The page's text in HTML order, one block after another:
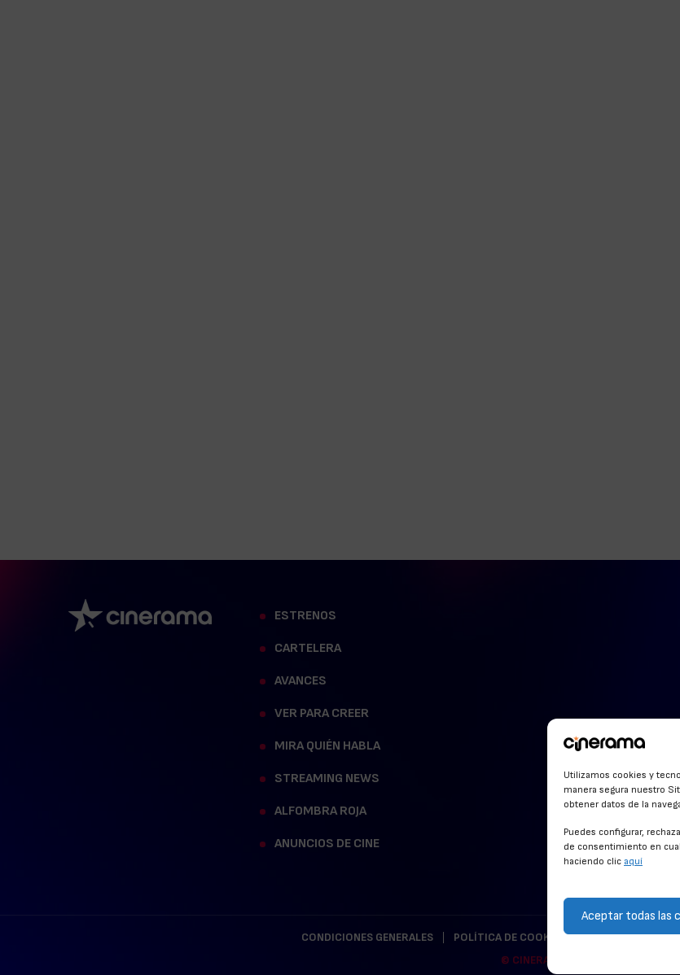
Utilizamos cookies y
manera segura nuestro
obtener datos de la
Puedes configurar,
de consentimiento en
haciendo clic aquí
Aceptar todas las
ESTRENOS
CARTELERA
AVANCES
VER PARA CREER
MIRA QUIÉN HABLA
STREAMING NEWS
ALFOMBRA ROJA
ANUNCIOS DE CINE
CONDICIONES GENERALES POLÍTICA DE COOKIES POLÍTICA DE
© CINERAMA 2026